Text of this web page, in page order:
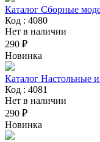
Каталог Сборные
Код : 4080
Нет в наличии
290 ₽
Новинка
Каталог Настольные
Код : 4081
Нет в наличии
290 ₽
Новинка